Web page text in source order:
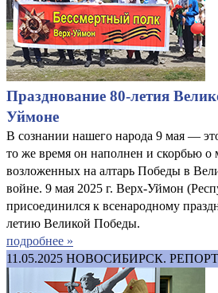
Празднование 80-летия
Уймоне
В сознании нашего народа 9 мая —
то же время он наполнен и скорбью о
возложенных на алтарь Победы в
войне. 9 мая 2025 г. Верх-Уймон
присоединился к всенародному
летию Великой Победы.
подробнее »
11.05.2025 НОВОСИБИРСК.